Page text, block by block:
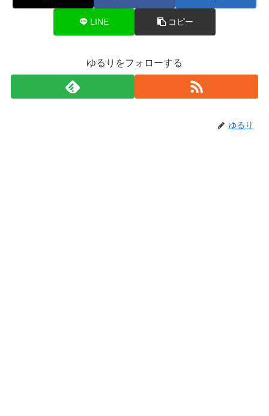
LINE コピー
ゆるりをフォローする
ゆるり